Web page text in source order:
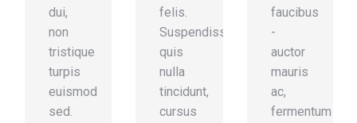
dui,
non
tristique
turpis
euismod
sed.
felis.
Suspendisse
quis
nulla
tincidunt,
cursus
faucibus
-
auctor
mauris
ac,
fermentum